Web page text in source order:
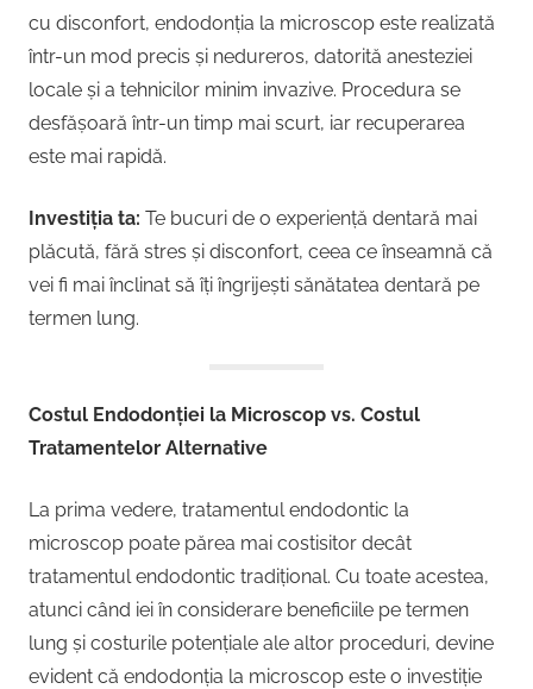
cu disconfort, endodonția la microscop este realizată
într-un mod precis și nedureros, datorită anesteziei
locale și a tehnicilor minim invazive. Procedura se
desfășoară într-un timp mai scurt, iar recuperarea
este mai rapidă.
Investiția ta: Te bucuri de o experiență dentară mai
plăcută, fără stres și disconfort, ceea ce înseamnă că
vei fi mai înclinat să îți îngrijești sănătatea dentară pe
termen lung.
Costul Endodonției la Microscop vs. Costul
Tratamentelor Alternative
La prima vedere, tratamentul endodontic la
microscop poate părea mai costisitor decât
tratamentul endodontic tradițional. Cu toate acestea,
atunci când iei în considerare beneficiile pe termen
lung și costurile potențiale ale altor proceduri, devine
evident că endodonția la microscop este o investiție